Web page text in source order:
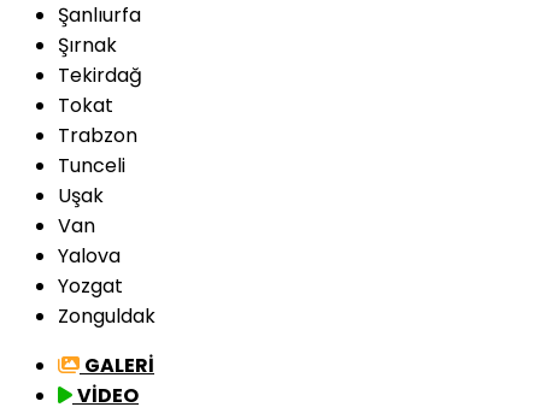
Şanlıurfa
Şırnak
Tekirdağ
Tokat
Trabzon
Tunceli
Uşak
Van
Yalova
Yozgat
Zonguldak
GALERİ
VİDEO